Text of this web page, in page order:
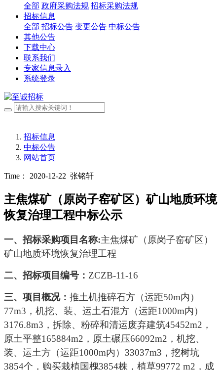
全部 政府采购法规 招标采购法规
招标信息
全部 招标公告 变更公告 中标公告
其他公告
下载中心
联系我们
专家信息录入
系统登录
招标信息
中标公告
网站首页
Time： 2020-12-22 张铭轩
主焦煤矿（原岗子窑矿区）矿山地质环境
恢复治理工程中标公示
一、招标采购项目名称:主焦煤矿（原岗子窑矿区）
矿山地质环境恢复治理工程
二、招标项目编号 ： ZCZB-11-16
三、 项目概况： 推土机推碎石方（运距50m内）
77m3，机挖、装、运土石混方（运距1000m内）
3176.8m3，拆除、粉碎和清运废弃建筑45452m2，
原土平整165884m2，原土碾压66092m2，机挖、
装、运土方（运距1000m内）33037m3，挖树坑
3854个，购买栽植国槐3854株，植草99772 m2，成